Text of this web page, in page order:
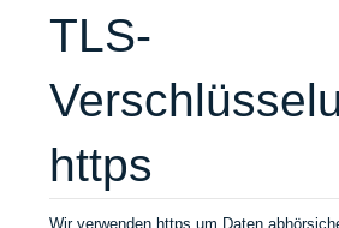
TLS-
https
Wir verwenden https um Daten